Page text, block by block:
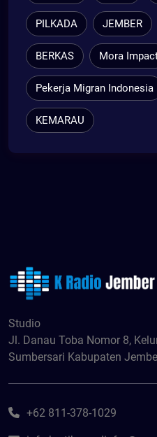
PILKADA JEMBER
BERKAS Mora
Pekerja Migran Indonesia
KEMARAU
Studio
Jl. Danau Toba Nomor 8,
Sumbersari Kabupaten
+62 811-378-1029